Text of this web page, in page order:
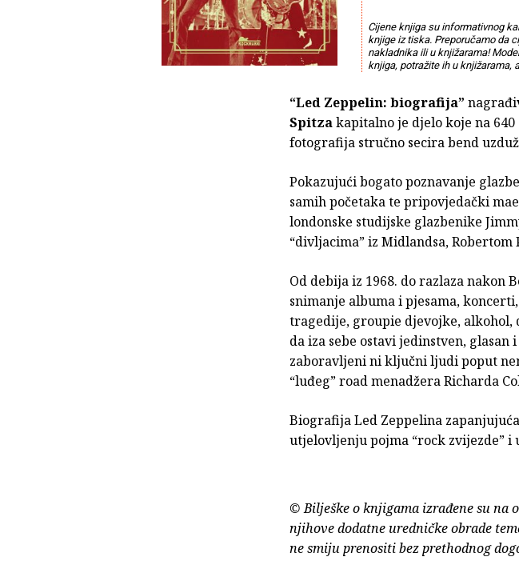
Cijene knjiga su informativnog
knjige iz tiska. Preporučamo da
nakladnika ili u knjižarama!
knjiga, potražite ih u knjižarama,
“Led Zeppelin: biografija”
Spitzakapitalno je djelo koje na
fotografija stručno secira bend
Pokazujući bogato poznavanje
samih početaka te pripovjedački
londonske studijske glazbenike
“divljacima” iz Midlandsa, Robertom
Od debija iz 1968. do razlaza nakon
snimanje albuma i pjesama,
tragedije, groupie djevojke, alkohol,
da iza sebe ostavi jedinstven,
zaboravljeni ni ključni ljudi poput
“luđeg” road menadžera Richarda
Biografija Led Zeppelina
utjelovljenju pojma “rock zvijezde”
© Bilješke o knjigama izrađene su
njihove dodatne uredničke obrade
ne smiju prenositi bez prethodnog